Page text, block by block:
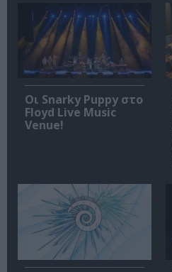
Οι Snarky Puppy στο
Floyd Live Music
Venue!